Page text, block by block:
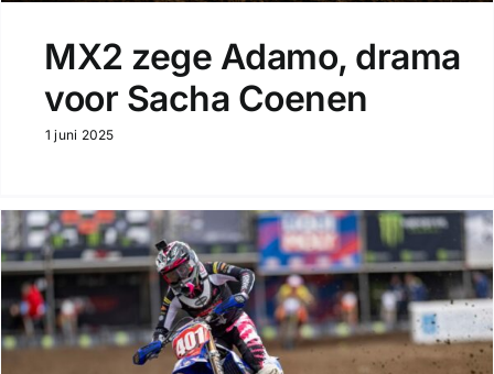
MX2 zege Adamo, drama
voor Sacha Coenen
1 juni 2025